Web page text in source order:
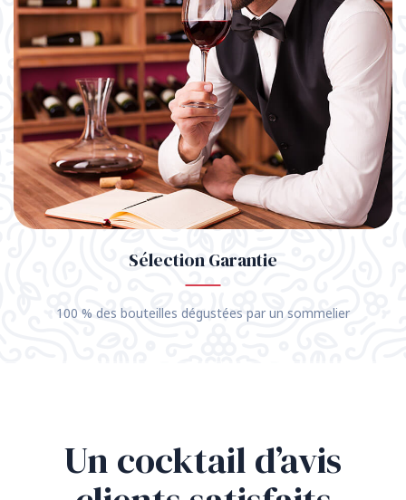
Sélection Garantie
100 % des bouteilles dégustées par un sommelier
Un cocktail d’avis